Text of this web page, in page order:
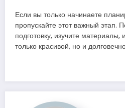
Если вы только начинаете
пропускайте этот важный этап.
подготовку, изучите
только красивой, но и